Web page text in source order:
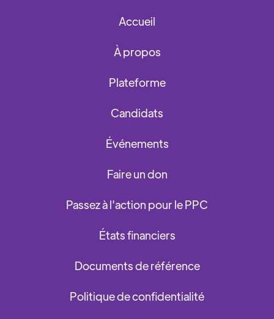
Accueil
À propos
Plateforme
Candidats
Événements
Faire un don
Passez à l'action pour le PPC
États financiers
Documents de référence
Politique de confidentialité